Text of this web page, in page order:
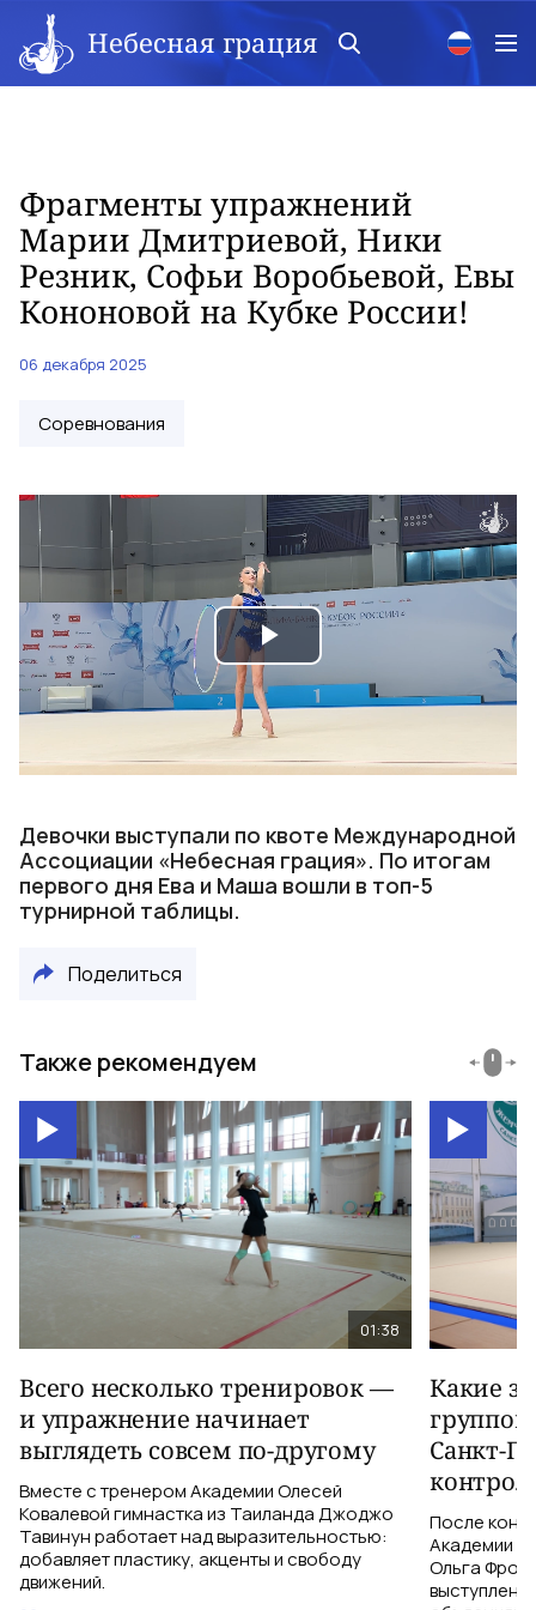
Небесная грация
Фрагменты упражнений
Марии Дмитриевой, Ники
Резник, Софьи Воробьевой, Евы
Кононовой на Кубке России!
06 декабря 2025
Соревнования
Play
Video
Девочки выступали по квоте Международной
Ассоциации «Небесная грация». По итогам
первого дня Ева и Маша вошли в топ-5
турнирной таблицы.
Поделиться
Также рекомендуем
01:38
Всего несколько тренировок —
и упражнение начинает
выглядеть совсем по-другому
Вместе с тренером Академии Олесей
Ковалевой гимнастка из Таиланда Джоджо
Тавинун работает над выразительностью:
добавляет пластику, акценты и свободу
движений.
Какие
Санкт-
После
Академии
Ольга